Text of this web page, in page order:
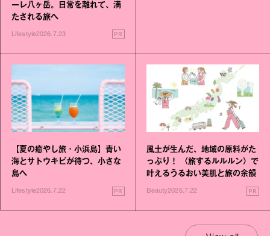
ーレ八ヶ岳。日常を離れて、満
たされる旅へ
Lifestyle2026.7.23 PR
【夏の癒やし旅・小浜島】青い
海とサトウキビが待つ、小さな
島へ
Lifestyle2026.7.22 PR
風土が生んだ、地域の原料がた
っぷり！ 〈旅するルルルン〉で
叶えるうるおい美肌と旅の余韻
Beauty2026.7.22 PR